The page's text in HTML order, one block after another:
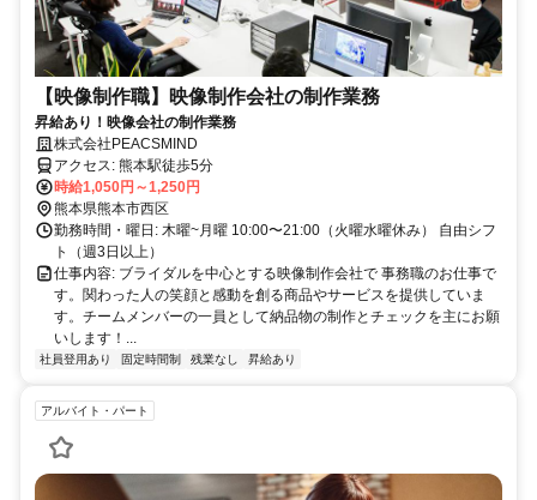
【映像制作職】映像制作会社の制作業務
昇給あり！映像会社の制作業務
株式会社PEACSMIND
アクセス: 熊本駅徒歩5分
時給1,050円～1,250円
熊本県熊本市西区
勤務時間・曜日: 木曜~月曜 10:00〜21:00（火曜水曜休み） 自由シフ
ト（週3日以上）
仕事内容: ブライダルを中心とする映像制作会社で 事務職のお仕事で
す。関わった人の笑顔と感動を創る商品やサービスを提供していま
す。チームメンバーの一員として納品物の制作とチェックを主にお願
いします！...
社員登用あり 固定時間制 残業なし 昇給あり
アルバイト・パート